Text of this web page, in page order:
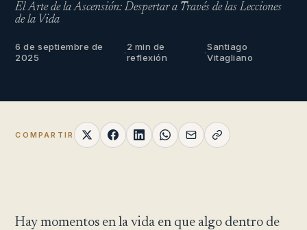
El Arte de la Ascensión: Despertar a Través de las Lecciones
de la Vida
6 de septiembre de
2025
·2 min de
reflexión
·Santiago
Vitagliano
COMPARTIR
Hay momentos en la vida en que algo dentro de